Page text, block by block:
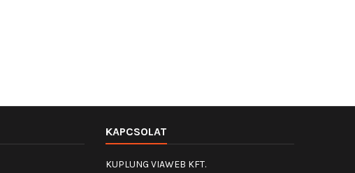
KAPCSOLAT
KUPLUNG VIAWEB KFT.